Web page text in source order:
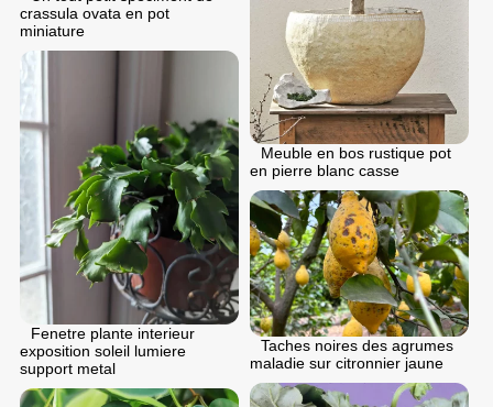
crassula ovata en pot
miniature
Meuble en bos rustique pot
en pierre blanc casse
Fenetre plante interieur
exposition soleil lumiere
support metal
Taches noires des agrumes
maladie sur citronnier jaune